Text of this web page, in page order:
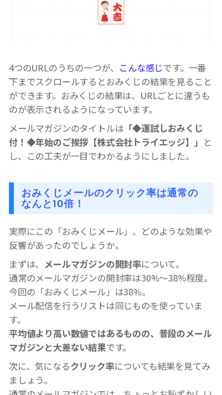
4つのURLのうちの一つが、 こんな感じです。一番
下までスクロールするとおみくじの結果を見ること
ができます。おみくじの結果は、URLごとに違うも
のが表示されるようになっています。
メールマガジンのタイトルは 「◆運試しおみくじ
付！◆年始のご挨拶【株式会社トライエッジ】」 と
し、この工夫が一目でわかるようにしました。
おみくじメールのクリック率は通常の
なんと10倍！
実際にこの「おみくじメール」、どのような効果や
反響があったのでしょうか。
まずは、 メールマガジンの開封率について。
通常のメールマガジンの開封率は30%〜38%程度。
今回の「おみくじメール」は38%。
メール配信を行うリストは同じものを使っていま
す。
平均値より高い数値ではあるものの、普段のメール
マガジンと大差ない結果です。
次に、気になるクリック率についても結果を見てみ
ましょう。